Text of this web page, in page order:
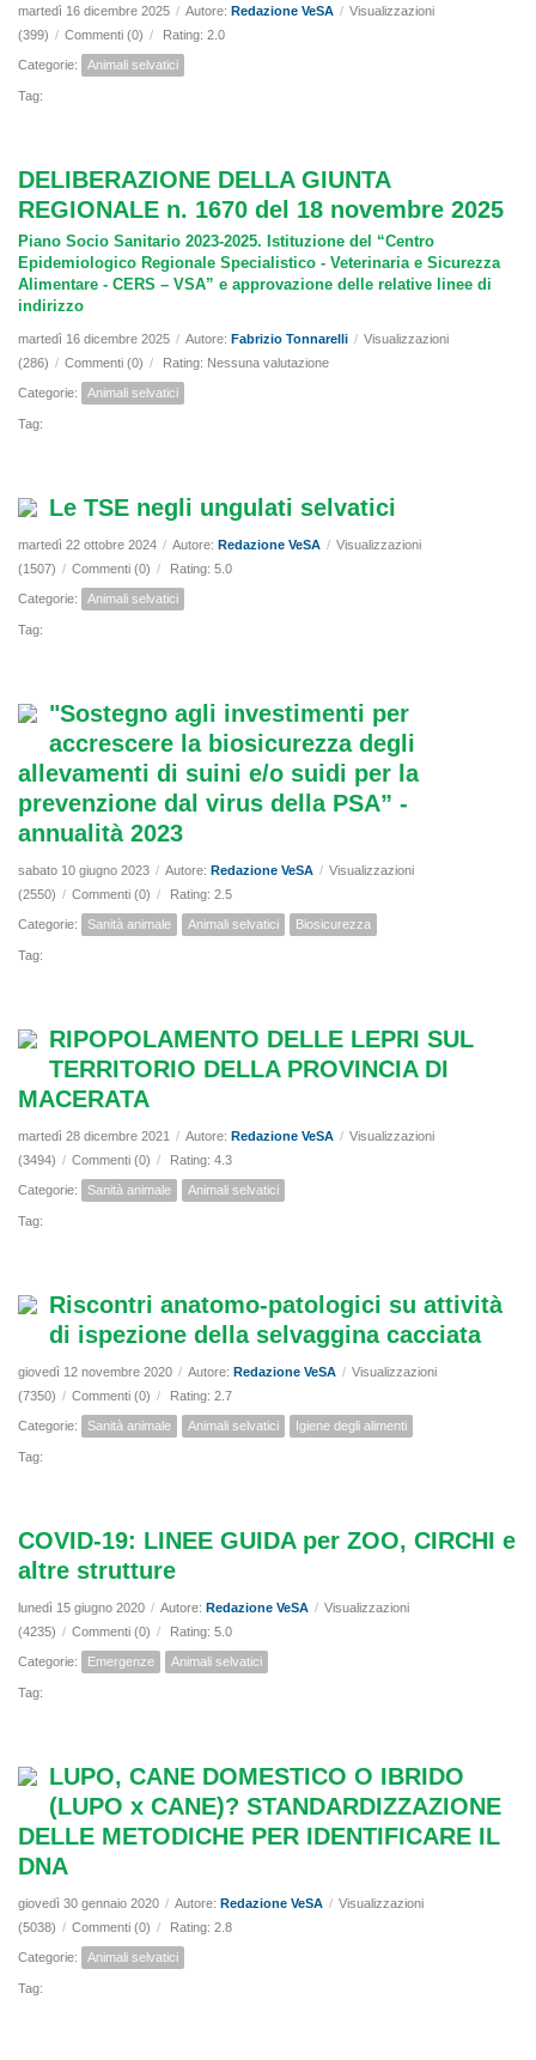
martedì 16 dicembre 2025 / Autore: Redazione VeSA / Visualizzazioni
(399) / Commenti (0) / Rating: 2.0
Categorie: Animali selvatici
Tag:
DELIBERAZIONE DELLA GIUNTA
REGIONALE n. 1670 del 18 novembre 2025
Piano Socio Sanitario 2023-2025. Istituzione del “Centro
Epidemiologico Regionale Specialistico - Veterinaria e Sicurezza
Alimentare - CERS – VSA” e approvazione delle relative linee di
indirizzo
martedì 16 dicembre 2025 / Autore: Fabrizio Tonnarelli / Visualizzazioni
(286) / Commenti (0) / Rating: Nessuna valutazione
Categorie: Animali selvatici
Tag:
Le TSE negli ungulati selvatici
martedì 22 ottobre 2024 / Autore: Redazione VeSA / Visualizzazioni
(1507) / Commenti (0) / Rating: 5.0
Categorie: Animali selvatici
Tag:
"Sostegno agli investimenti per
accrescere la biosicurezza degli
allevamenti di suini e/o suidi per la
prevenzione dal virus della PSA” -
annualità 2023
sabato 10 giugno 2023 / Autore: Redazione VeSA / Visualizzazioni
(2550) / Commenti (0) / Rating: 2.5
Categorie: Sanità animale Animali selvatici Biosicurezza
Tag:
RIPOPOLAMENTO DELLE LEPRI SUL
TERRITORIO DELLA PROVINCIA DI
MACERATA
martedì 28 dicembre 2021 / Autore: Redazione VeSA / Visualizzazioni
(3494) / Commenti (0) / Rating: 4.3
Categorie: Sanità animale Animali selvatici
Tag:
Riscontri anatomo-patologici su attività
di ispezione della selvaggina cacciata
giovedì 12 novembre 2020 / Autore: Redazione VeSA / Visualizzazioni
(7350) / Commenti (0) / Rating: 2.7
Categorie: Sanità animale Animali selvatici Igiene degli alimenti
Tag:
COVID-19: LINEE GUIDA per ZOO, CIRCHI e
altre strutture
lunedì 15 giugno 2020 / Autore: Redazione VeSA / Visualizzazioni
(4235) / Commenti (0) / Rating: 5.0
Categorie: Emergenze Animali selvatici
Tag:
LUPO, CANE DOMESTICO O IBRIDO
(LUPO x CANE)? STANDARDIZZAZIONE
DELLE METODICHE PER IDENTIFICARE IL
DNA
giovedì 30 gennaio 2020 / Autore: Redazione VeSA / Visualizzazioni
(5038) / Commenti (0) / Rating: 2.8
Categorie: Animali selvatici
Tag: